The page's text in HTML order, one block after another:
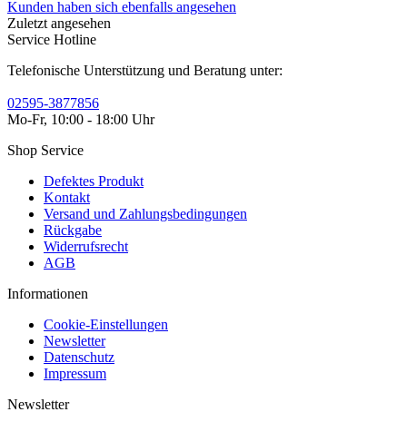
Kunden haben sich ebenfalls angesehen
Zuletzt angesehen
Service Hotline
Telefonische Unterstützung und Beratung unter:
02595-3877856
Mo-Fr, 10:00 - 18:00 Uhr
Shop Service
Defektes Produkt
Kontakt
Versand und Zahlungsbedingungen
Rückgabe
Widerrufsrecht
AGB
Informationen
Cookie-Einstellungen
Newsletter
Datenschutz
Impressum
Newsletter